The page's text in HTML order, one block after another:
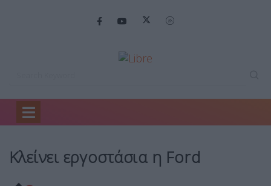
Home
Κλείνει εργοστάσια η Ford